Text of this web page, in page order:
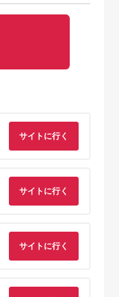
サイトに行く
サイトに行く
サイトに行く